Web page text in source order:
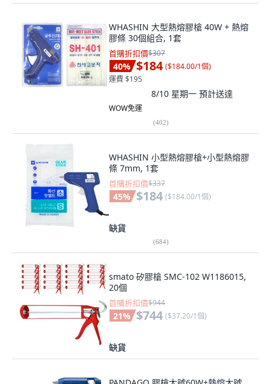
WHASHIN 大型熱熔膠槍 40W + 熱熔
膠條 30個組合, 1套
首購折扣價$307
40% $184 ($184.00/1個)
運費 $195
8/10 星期一 預計送達
WOW免運
(402)
WHASHIN 小型熱熔膠槍+小型熱熔膠
條 7mm, 1套
首購折扣價$337
45% $184 ($184.00/1個)
缺貨
(684)
smato 矽膠槍 SMC-102 W1186015,
20個
首購折扣價$944
21% $744 ($37.20/1個)
缺貨